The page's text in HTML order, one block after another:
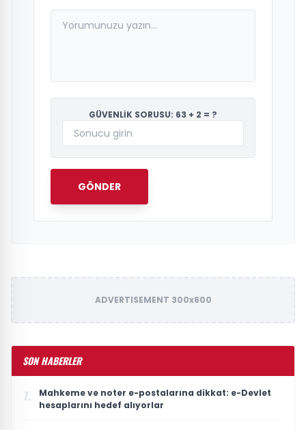
GÜVENLİK SORUSU: 63 + 2 = ?
GÖNDER
ADVERTISEMENT 300x600
SON HABERLER
1.
Mahkeme ve noter e-postalarına dikkat: e-Devlet
hesaplarını hedef alıyorlar